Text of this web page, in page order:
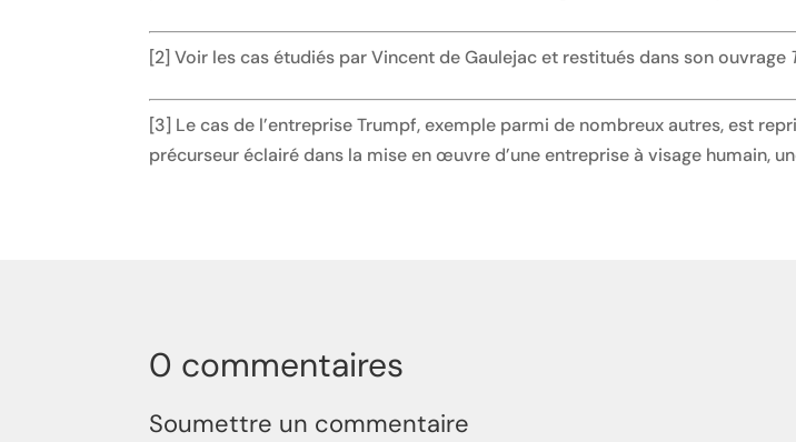
[2] Voir les cas étudiés par Vincent de Gaulejac et restitués dans son ouvrage
[3] Le cas de l’entreprise Trumpf, exemple parmi de nombreux autres, est
précurseur éclairé dans la mise en œuvre d’une entreprise à visage humain,
0 commentaires
Soumettre un commentaire